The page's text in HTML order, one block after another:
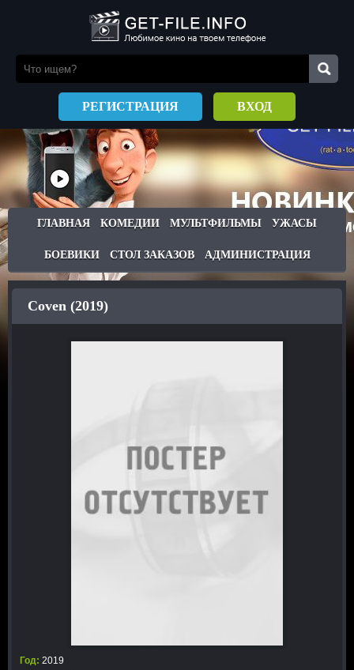
РЕГИСТРАЦИЯ ВХОД
ГЛАВНАЯ КОМЕДИИ МУЛЬТФИЛЬМЫ УЖАСЫ
БОЕВИКИ СТОЛ ЗАКАЗОВ АДМИНИСТРАЦИЯ
Coven (2019)
Год: 2019